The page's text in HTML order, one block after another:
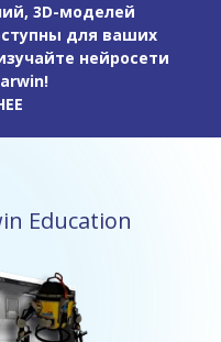
3D-моделей
для ваших
нейросети
Education